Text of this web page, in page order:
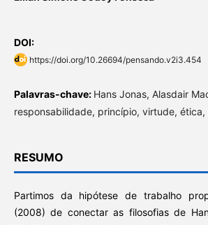
DOI:
https://doi.org/10.26694/pensando.v2i3.454
Palavras-chave: Hans Jonas, Alasdair
responsabilidade, princípio, virtude,
RESUMO
Partimos da hipótese de trabalho
(2008) de conectar as filosofias de